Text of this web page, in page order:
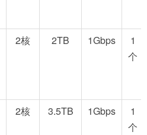
2核 2TB 1Gbps
1
个
2核 3.5TB 1Gbps
1
个